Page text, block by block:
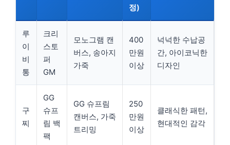
정)
루
이
비
통
크리
스토
퍼
GM
모노그램 캔
버스, 송아지
가죽
400
만원
이상
넉넉한 수납공
간, 아이코닉한
디자인
구
찌
GG
슈프
림 백
팩
GG 슈프림
캔버스, 가죽
트리밍
250
만원
이상
클래식한 패턴,
현대적인 감각